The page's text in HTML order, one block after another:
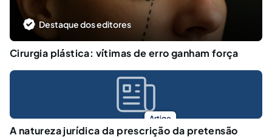
Destaque dos editores
Cirurgia plástica: vítimas de erro ganham força
Artigo
A natureza jurídica da prescrição da pretensão